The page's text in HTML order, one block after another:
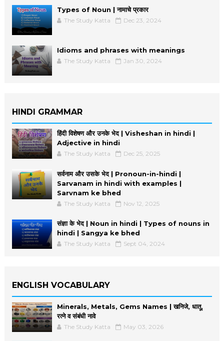
Types of Noun | नामाचे प्रकार
The Study Katta Dec 23, 2024
Idioms and phrases with meanings
The Study Katta Jan 30, 2024
HINDI GRAMMAR
हिंदी विशेषण और उनके भेद | Visheshan in hindi |
Adjective in hindi
The Study Katta Dec 25, 2025
सर्वनाम और उसके भेद | Pronoun-in-hindi |
Sarvanam in hindi with examples |
Sarvnam ke bhed
The Study Katta Nov 12, 2025
संज्ञा के भेद | Noun in hindi | Types of nouns in
hindi | Sangya ke bhed
The Study Katta Sept 04, 2024
ENGLISH VOCABULARY
Minerals, Metals, Gems Names | खनिजे, धातू,
रत्ने व संबंधी नावे
The Study Katta May 03, 2026